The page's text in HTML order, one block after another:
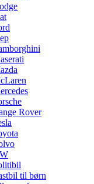
Rover
til børn